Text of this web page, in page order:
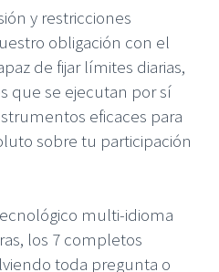
y restricciones
obligación con el
de fijar límites diarias,
que se ejecutan por sí
eficaces para
sobre tu participación
multi-idioma
los 7 completos
toda pregunta o